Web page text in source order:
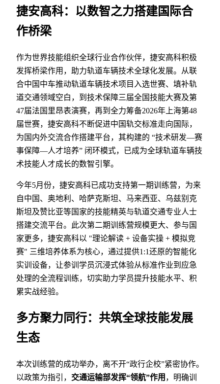
捷安高科：以数智之力搭建国际合
作桥梁
作为世界技能组织全球行业合作伙伴，捷安高科积极
发挥桥梁作用，助力轨道车辆技术全球化发展。从联
合中国中车推动轨道车辆技术项目入选世赛、填补轨
道交通领域空白，到技术保障三届全国技能大赛及第
47届法国里昂表演赛，再到全力筹备2026年上海第48
届世赛，捷安高科不断促进中国轨交标准走向国际，
为国内外交流合作搭建平台，其构建的 “技术研发—赛
事保障—人才培养” 闭环模式，已成为全球轨道车辆技
术技能人才成长的数智引擎。
今年5月份，捷安高科已成功支持第一期训练营，为来
自中国、奥地利、哈萨克斯坦、马来西亚、乌兹别克
斯坦及赞比亚等国家的技能精英与轨道交通专业人士
搭建交流平台。此次第二期训练营规模更大、参与国
家更多，捷安高科以 "理论解读 + 设备实操 + 模拟竞
赛" 三维培养体系为核心，通过提供1:1还原的智能化
实训设备，让参训学员沉浸式体验从标准作业到应急
处理的全流程训练，切实助力学员提升技能水平、积
累实战经验。
多方聚力同行：共筑全球技能发展
生态
本次训练营的成功举办，离不开“政行企校”紧密协作。
以政策为指引， 交通运输部发挥“领航”作用 ，明确训